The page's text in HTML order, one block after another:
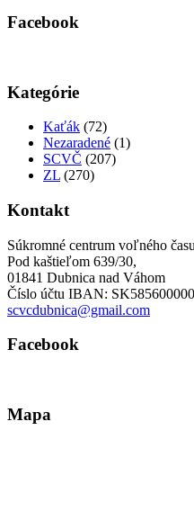
Facebook
Kategórie
Kaťák (72)
Nezaradené (1)
SCVČ (207)
ZL (270)
Kontakt
Súkromné centrum voľného
Pod kaštieľom 639/30,
01841 Dubnica nad Váhom
Číslo účtu IBAN:
scvcdubnica@gmail.com
Facebook
Mapa